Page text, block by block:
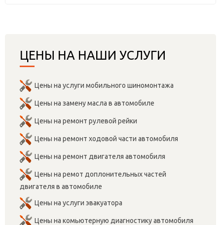
ЦЕНЫ НА НАШИ УСЛУГИ
Цены на услуги мобильного шиномонтажа
Цены на замену масла в автомобиле
Цены на ремонт рулевой рейки
Цены на ремонт ходовой части автомобиля
Цены на ремонт двигателя автомобиля
Цены на ремот доплонительных частей
двигателя в автомобиле
Цены на услуги эвакуатора
Цены на комьютерную диагностику автомобиля